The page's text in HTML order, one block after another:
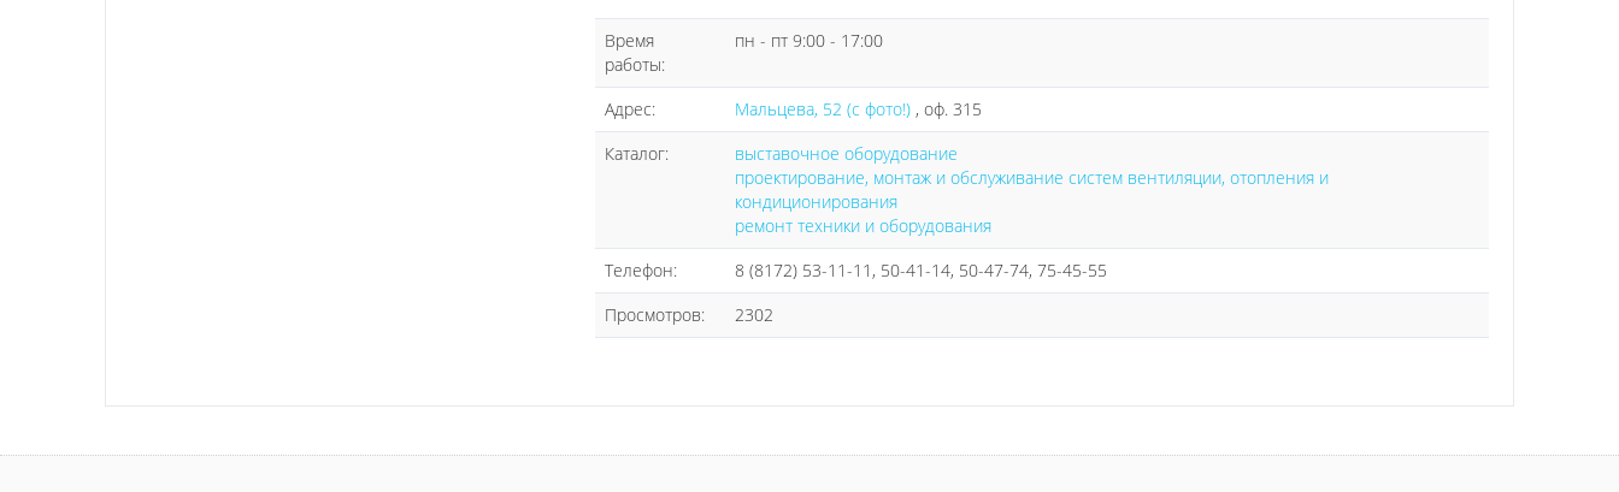
Время
работы:
пн - пт 9:00 - 17:00
Адрес: Мальцева, 52 (с фото!) , оф. 315
Каталог:
выставочное оборудование
проектирование, монтаж и обслуживание систем вентиляции, отопления и
кондиционирования
ремонт техники и оборудования
Телефон:
8 (8172) 53-11-11, 50-41-14, 50-47-74, 75-45-55
Просмотров:
2302